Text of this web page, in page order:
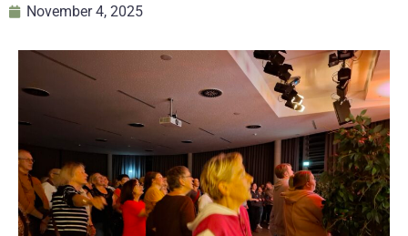
November 4, 2025